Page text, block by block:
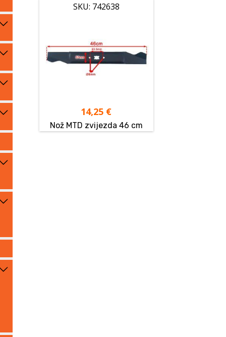
SKU: 742638
14,25 €
Nož MTD zvijezda 46 cm